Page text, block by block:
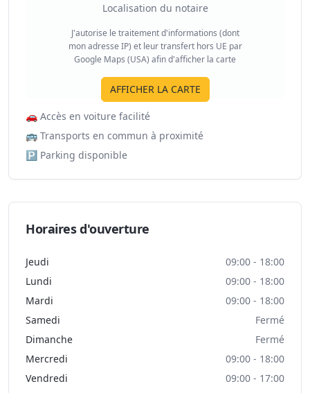
Localisation du notaire
J'autorise le traitement d'informations (dont
mon adresse IP) et leur transfert hors UE par
Google Maps (USA) afin d'afficher la carte
AFFICHER LA CARTE
🚗 Accès en voiture facilité
🚌 Transports en commun à proximité
🅿️ Parking disponible
Horaires d'ouverture
Jeudi
09:00 - 18:00
Lundi
09:00 - 18:00
Mardi
09:00 - 18:00
Samedi
Fermé
Dimanche
Fermé
Mercredi
09:00 - 18:00
Vendredi
09:00 - 17:00